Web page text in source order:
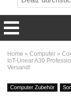
Home » Computer »
IoT-Unear A30
Versand!
Computer Zubehör